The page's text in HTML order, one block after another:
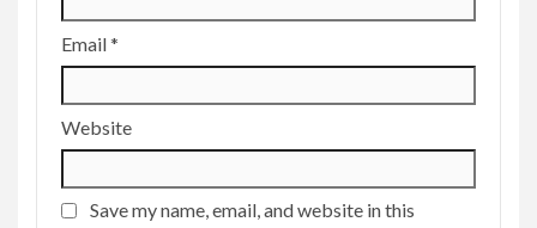
Email*
Website
Save my name, email, and website in this